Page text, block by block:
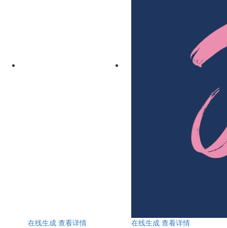
在线生成 查看详情
在线生成 查看详情